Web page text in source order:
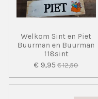
Welkom Sint en Piet
Buurman en Buurman
118sint
€ 9,95 € 12,50